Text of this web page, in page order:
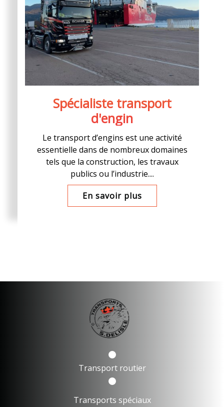
Spécialiste transport
d'engin
Le transport d’engins est une activité
essentielle dans de nombreux domaines
tels que la construction, les travaux
publics ou l’industrie....
En savoir plus
Transport routier
Transports spéciaux